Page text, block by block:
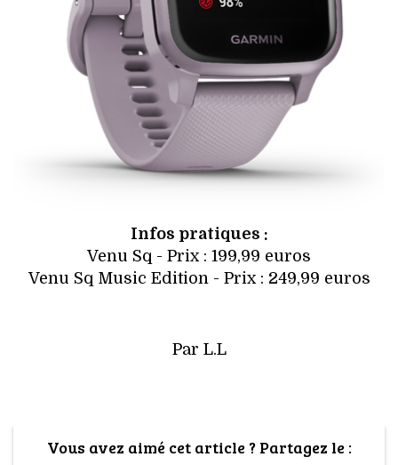
Infos pratiques :
Venu Sq - Prix : 199,99 euros
Venu Sq Music Edition - Prix : 249,99 euros
Par L.L
Vous avez aimé cet article ? Partagez le :